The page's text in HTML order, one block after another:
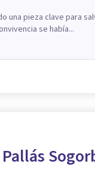
una pieza clave para
se había...